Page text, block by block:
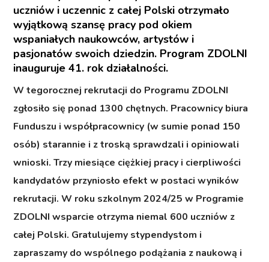
uczniów i uczennic z całej Polski otrzymało
wyjątkową szansę pracy pod okiem
wspaniałych naukowców, artystów i
pasjonatów swoich dziedzin. Program ZDOLNI
inauguruje 41. rok działalności.
W tegorocznej rekrutacji do Programu ZDOLNI
zgłosiło się ponad 1300 chętnych. Pracownicy biura
Funduszu i współpracownicy (w sumie ponad 150
osób) starannie i z troską sprawdzali i opiniowali
wnioski. Trzy miesiące ciężkiej pracy i cierpliwości
kandydatów przyniosło efekt w postaci wyników
rekrutacji. W roku szkolnym 2024/25 w Programie
ZDOLNI wsparcie otrzyma niemal 600 uczniów z
całej Polski. Gratulujemy stypendystom i
zapraszamy do wspólnego podążania z naukową i